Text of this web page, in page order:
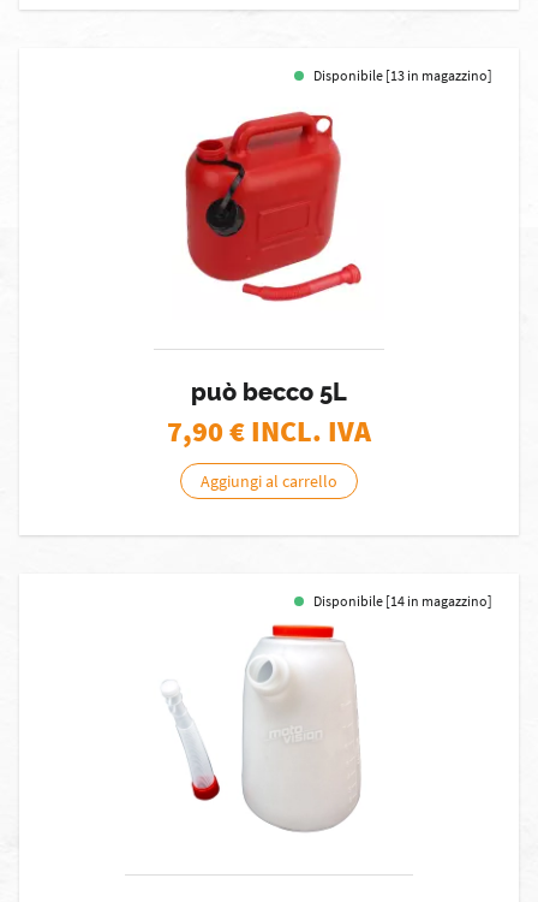
Disponibile [13 in magazzino]
può becco 5L
7,90€ INCL. IVA
Aggiungi al carrello
Disponibile [14 in magazzino]